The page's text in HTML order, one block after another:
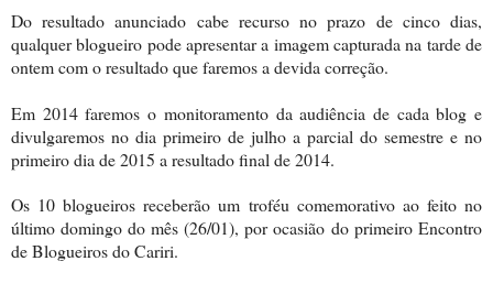
Do resultado anunciado cabe recurso no prazo de cinco dias,
qualquer blogueiro pode apresentar a imagem capturada na tarde de
ontem com o resultado que faremos a devida correção.
Em 2014 faremos o monitoramento da audiência de cada blog e
divulgaremos no dia primeiro de julho a parcial do semestre e no
primeiro dia de 2015 a resultado final de 2014.
Os 10 blogueiros receberão um troféu comemorativo ao feito no
último domingo do mês (26/01), por ocasião do primeiro Encontro
de Blogueiros do Cariri.